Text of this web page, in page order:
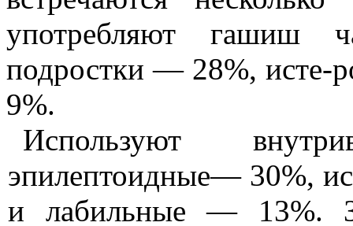
употребляют га­шиш
подростки — 28%, исте-
9%.
Используют
эпилептоидные— 30%,
и лабильные — 13%.